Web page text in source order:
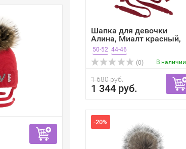
Шапка для девочки
Алина, Миалт красный,
зима
50-52 44-46
(0)
В наличии
1 680 руб.
1 344 руб.
-20%